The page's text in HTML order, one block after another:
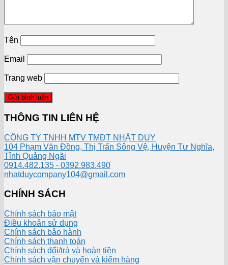
Tên
Email
Trang web
THÔNG TIN LIÊN HỆ
CÔNG TY TNHH MTV TMĐT NHẬT DUY
104 Phạm Văn Đồng, Thị Trấn Sông Vệ, Huyện Tư Nghĩa,
Tỉnh Quảng Ngãi
0914.482.135 - 0392.983.490
nhatduycompany104@gmail.com
CHÍNH SÁCH
Chính sách bảo mật
Điều khoản sử dụng
Chính sách bảo hành
Chính sách thanh toán
Chính sách đổi/trả và hoàn tiền
Chính sách vận chuyển và kiểm hàng